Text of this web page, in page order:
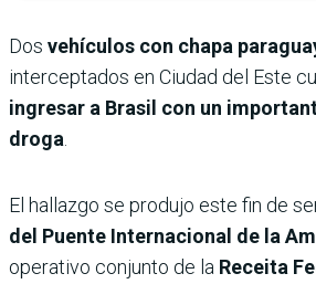
Dos vehículos con chapa
interceptados en Ciudad del Este
ingresar a Brasil con un
droga
El hallazgo se produjo este fin de
del Puente Internacional de la
operativo conjunto de la Receita